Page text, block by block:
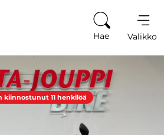
Hae Valikko
kiinnostunut 11 henkilöä